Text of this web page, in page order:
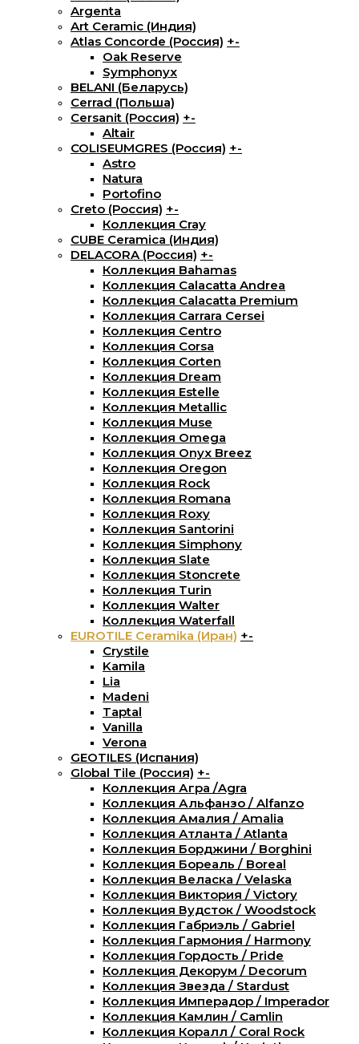
Argenta
Art Ceramic (Индия)
Atlas Concorde (Россия) +-
Oak Reserve
Symphonyx
BELANI (Беларусь)
Cerrad (Польша)
Cersanit (Россия) +-
Altair
COLISEUMGRES (Россия) +-
Astro
Natura
Portofino
Creto (Россия) +-
Коллекция Cray
CUBE Ceramica (Индия)
DELACORA (Россия) +-
Коллекция Bahamas
Коллекция Calacatta Andrea
Коллекция Calacatta Premium
Коллекция Carrara Cersei
Коллекция Centro
Коллекция Corsa
Коллекция Corten
Коллекция Dream
Коллекция Estelle
Коллекция Metallic
Коллекция Muse
Коллекция Omega
Коллекция Onyx Breez
Коллекция Oregon
Коллекция Rock
Коллекция Romana
Коллекция Roxy
Коллекция Santorini
Коллекция Simphony
Коллекция Slate
Коллекция Stoncrete
Коллекция Turin
Коллекция Walter
Коллекция Waterfall
EUROTILE Ceramika (Иран) +-
Crystile
Kamila
Lia
Madeni
Taptal
Vanilla
Verona
GEOTILES (Испания)
Global Tile (Россия) +-
Коллекция Агра /Agra
Коллекция Альфанзо / Alfanzo
Коллекция Амалия / Amalia
Коллекция Атланта / Atlanta
Коллекция Борджини / Borghini
Коллекция Бореаль / Boreal
Коллекция Веласка / Velaska
Коллекция Виктория / Victory
Коллекция Вудсток / Woodstock
Коллекция Габриэль / Gabriel
Коллекция Гармония / Harmony
Коллекция Гордость / Pride
Коллекция Декорум / Decorum
Коллекция Звезда / Stardust
Коллекция Имперадор / Imperador
Коллекция Камлин / Camlin
Коллекция Коралл / Coral Rock